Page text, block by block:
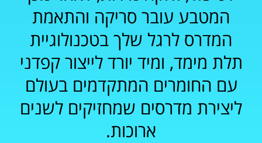
המטבע עובר סריקה והתאמת
המדרס לרגל שלך בטכנולוגיית
תלת מימד, ומיד יורד לייצור קפדני
עם החומרים המתקדמים בעולם
ליצירת מדרסים שמחזיקים לשנים
ארוכות.